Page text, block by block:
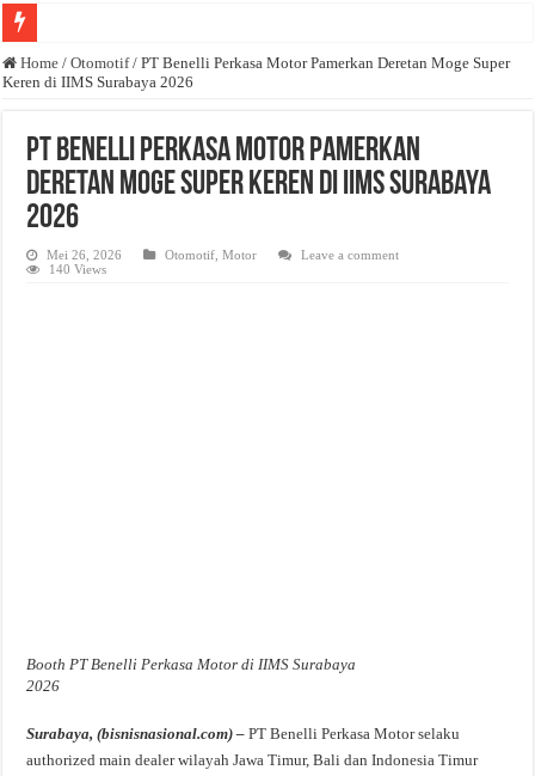
Anda butuh promosi usaha? Kontak ke Email redaksi@bisnisnasional.com
Dibutuhkan Marketing. Lamaran di-email ke redaksi@bisnisnasional.com
Home / Otomotif / PT Benelli Perkasa Motor Pamerkan Deretan Moge Super
Keren di IIMS Surabaya 2026
PT Benelli Perkasa Motor Pamerkan
Deretan Moge Super Keren di IIMS Surabaya
2026
Mei 26, 2026 Otomotif ,Motor
Leave a comment
140 Views
Booth PT Benelli Perkasa Motor di IIMS Surabaya
2026
Surabaya, (bisnisnasional.com) – PT Benelli Perkasa Motor selaku
authorized main dealer wilayah Jawa Timur, Bali dan Indonesia Timur